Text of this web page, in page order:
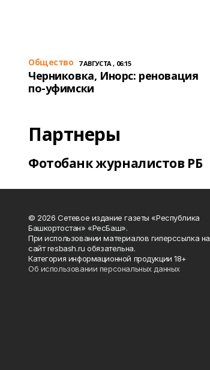
Общество 7 АВГУСТА , 06:15
Черниковка, Инорс: реновация
по-уфимски
Партнеры
Фотобанк журналистов РБ
© 2026 Сетевое издание газеты «Республика
Башкортостан» «РесБаш».
При использовании материалов гиперссылка на
сайт resbash.ru обязательна.
Категория информационной продукции 18+
Об использовании персональных данных